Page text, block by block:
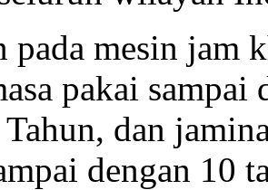
pada mesin jam
pakai sampai
dan
dengan 10